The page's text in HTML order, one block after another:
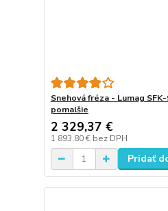
Snehová fréza - Lumag
pomalšie
2 329,37 €
1 893,80 € bez DPH
Pridať